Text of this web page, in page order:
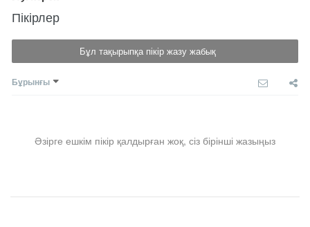
Пікірлер
Бұл тақырыпқа пікір жазу жабық
Бұрынғы
Әзірге ешкім пікір қалдырған жоқ, сіз бірінші жазыңыз